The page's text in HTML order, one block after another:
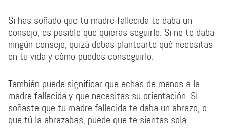
Si has soñado que tu madre fallecida te daba un
consejo, es posible que quieras seguirlo. Si no te daba
ningún consejo, quizá debas plantearte qué necesitas
en tu vida y cómo puedes conseguirlo.
También puede significar que echas de menos a la
madre fallecida y que necesitas su orientación. Si
soñaste que tu madre fallecida te daba un abrazo, o
que tú la abrazabas, puede que te sientas sola.